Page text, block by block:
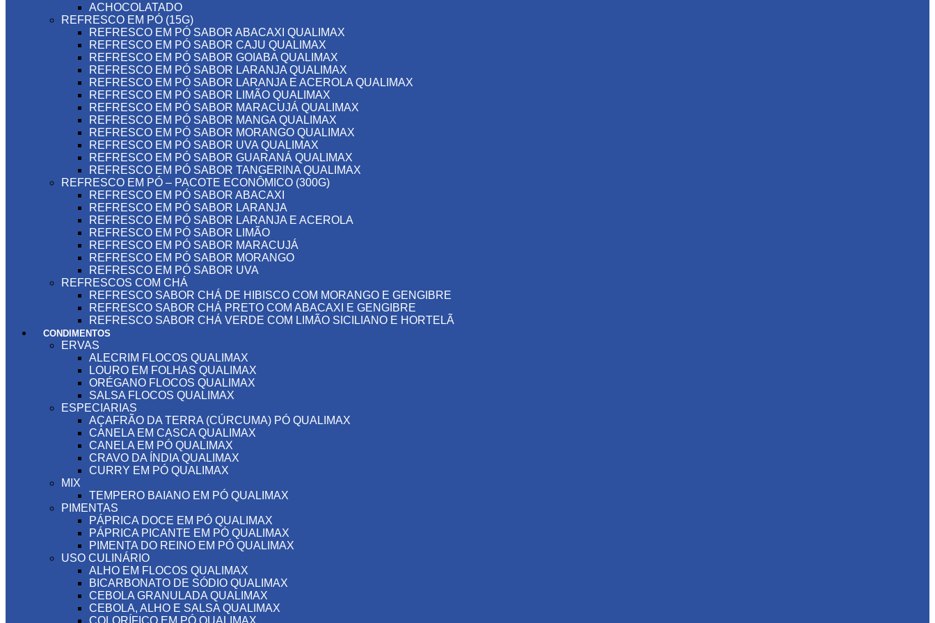
ACHOCOLATADO
REFRESCO EM PÓ (15G)
REFRESCO EM PÓ SABOR ABACAXI QUALIMAX
REFRESCO EM PÓ SABOR CAJU QUALIMAX
REFRESCO EM PÓ SABOR GOIABA QUALIMAX
REFRESCO EM PÓ SABOR LARANJA QUALIMAX
REFRESCO EM PÓ SABOR LARANJA E ACEROLA QUALIMAX
REFRESCO EM PÓ SABOR LIMÃO QUALIMAX
REFRESCO EM PÓ SABOR MARACUJÁ QUALIMAX
REFRESCO EM PÓ SABOR MANGA QUALIMAX
REFRESCO EM PÓ SABOR MORANGO QUALIMAX
REFRESCO EM PÓ SABOR UVA QUALIMAX
REFRESCO EM PÓ SABOR GUARANÁ QUALIMAX
REFRESCO EM PÓ SABOR TANGERINA QUALIMAX
REFRESCO EM PÓ – PACOTE ECONÔMICO (300G)
REFRESCO EM PÓ SABOR ABACAXI
REFRESCO EM PÓ SABOR LARANJA
REFRESCO EM PÓ SABOR LARANJA E ACEROLA
REFRESCO EM PÓ SABOR LIMÃO
REFRESCO EM PÓ SABOR MARACUJÁ
REFRESCO EM PÓ SABOR MORANGO
REFRESCO EM PÓ SABOR UVA
REFRESCOS COM CHÁ
REFRESCO SABOR CHÁ DE HIBISCO COM MORANGO E GENGIBRE
REFRESCO SABOR CHÁ PRETO COM ABACAXI E GENGIBRE
REFRESCO SABOR CHÁ VERDE COM LIMÃO SICILIANO E HORTELÃ
CONDIMENTOS
ERVAS
ALECRIM FLOCOS QUALIMAX
LOURO EM FOLHAS QUALIMAX
ORÉGANO FLOCOS QUALIMAX
SALSA FLOCOS QUALIMAX
ESPECIARIAS
AÇAFRÃO DA TERRA (CÚRCUMA) PÓ QUALIMAX
CANELA EM CASCA QUALIMAX
CANELA EM PÓ QUALIMAX
CRAVO DA ÍNDIA QUALIMAX
CURRY EM PÓ QUALIMAX
MIX
TEMPERO BAIANO EM PÓ QUALIMAX
PIMENTAS
PÁPRICA DOCE EM PÓ QUALIMAX
PÁPRICA PICANTE EM PÓ QUALIMAX
PIMENTA DO REINO EM PÓ QUALIMAX
USO CULINÁRIO
ALHO EM FLOCOS QUALIMAX
BICARBONATO DE SÓDIO QUALIMAX
CEBOLA GRANULADA QUALIMAX
CEBOLA, ALHO E SALSA QUALIMAX
COLORÍFICO EM PÓ QUALIMAX